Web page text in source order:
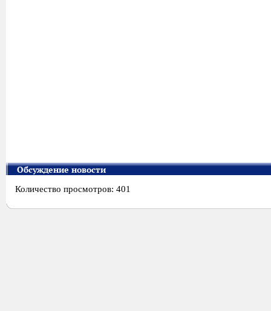
Обсуждение новости
Количество просмотров: 401